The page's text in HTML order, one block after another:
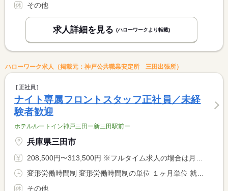
その他
求人詳細を見る (ハローワークより転載)
ハローワーク求人（掲載元：神戸公共職業安定所 三田出張所）
正社員
ナイト専属フロントスタッフ正社員／未経
験者歓迎
ホテルルートイン神戸三田ー新三田駅前ー
兵庫県三田市
208,500円〜313,500円 ※フルタイム求人の場合は月額（換算額）、パート求人の場合は時間額を表示しています。
その他